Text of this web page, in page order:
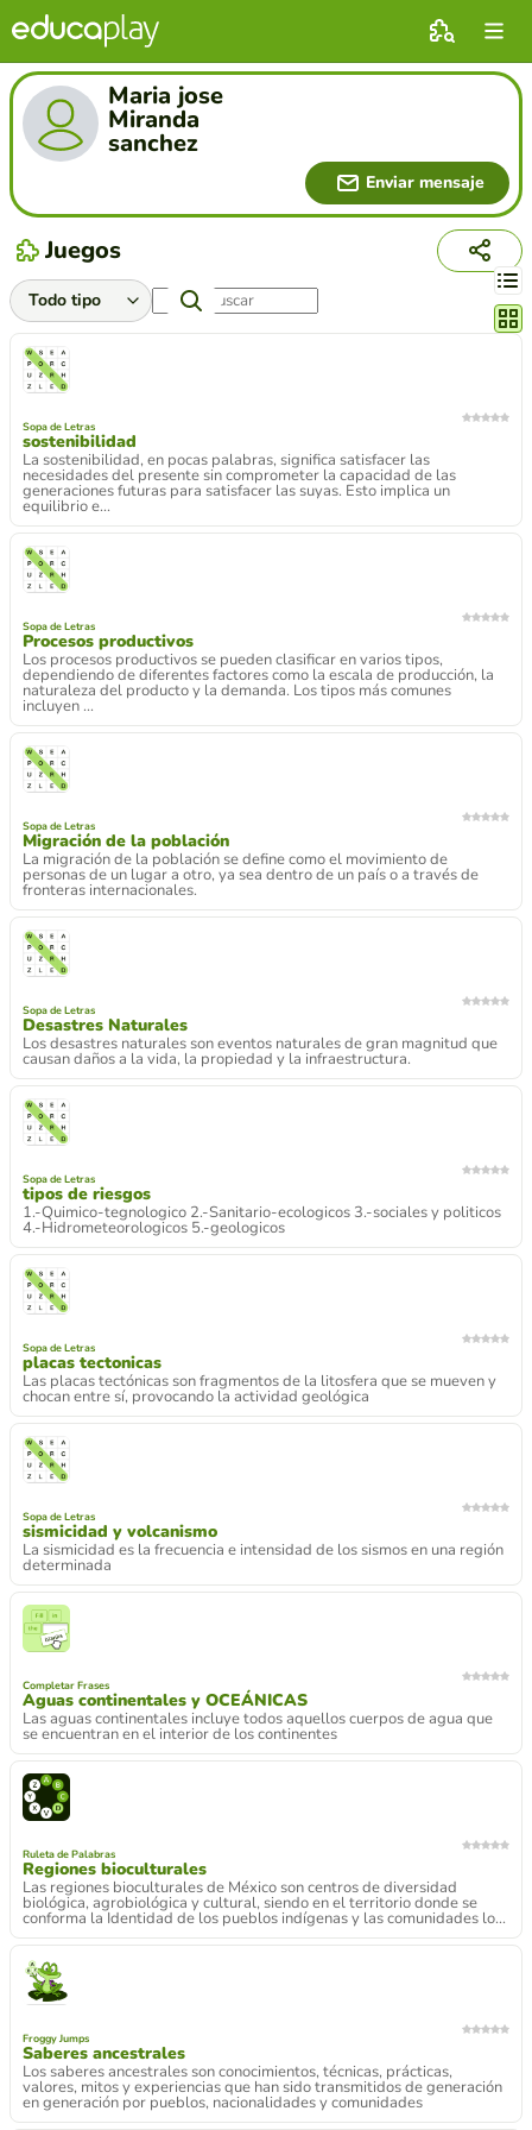
Maria jose
Miranda
sanchez
Enviar mensaje
Juegos
Sopa de Letras
sostenibilidad
La sostenibilidad, en pocas palabras, significa satisfacer las
necesidades del presente sin comprometer la capacidad de las
generaciones futuras para satisfacer las suyas. Esto implica un
equilibrio e...
Sopa de Letras
Procesos productivos
Los procesos productivos se pueden clasificar en varios tipos,
dependiendo de diferentes factores como la escala de producción, la
naturaleza del producto y la demanda. Los tipos más comunes
incluyen ...
Sopa de Letras
Migración de la población
La migración de la población se define como el movimiento de
personas de un lugar a otro, ya sea dentro de un país o a través de
fronteras internacionales.
Sopa de Letras
Desastres Naturales
Los desastres naturales son eventos naturales de gran magnitud que
causan daños a la vida, la propiedad y la infraestructura.
Sopa de Letras
tipos de riesgos
1.-Quimico-tegnologico 2.-Sanitario-ecologicos 3.-sociales y politicos
4.-Hidrometeorologicos 5.-geologicos
Sopa de Letras
placas tectonicas
Las placas tectónicas son fragmentos de la litosfera que se mueven y
chocan entre sí, provocando la actividad geológica
Sopa de Letras
sismicidad y volcanismo
La sismicidad es la frecuencia e intensidad de los sismos en una región
determinada
Completar Frases
Aguas continentales y OCEÁNICAS
Las aguas continentales incluye todos aquellos cuerpos de agua que
se encuentran en el interior de los continentes
Ruleta de Palabras
Regiones bioculturales
Las regiones bioculturales de México son centros de diversidad
biológica, agrobiológica y cultural, siendo en el territorio donde se
conforma la Identidad de los pueblos indígenas y las comunidades lo...
Froggy Jumps
Saberes ancestrales
Los saberes ancestrales son conocimientos, técnicas, prácticas,
valores, mitos y experiencias que han sido transmitidos de generación
en generación por pueblos, nacionalidades y comunidades